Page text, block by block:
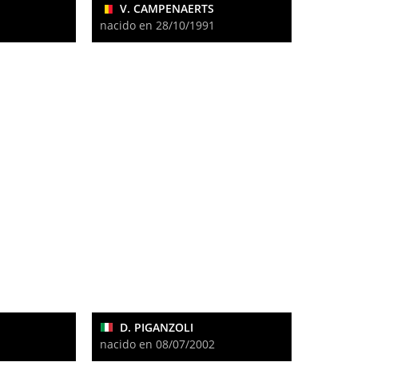
V. CAMPENAERTS
nacido en 28/10/1991
D. PIGANZOLI
nacido en 08/07/2002